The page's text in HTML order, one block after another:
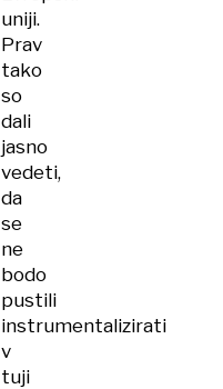
uniji.
Prav
tako
so
dali
jasno
vedeti,
da
se
ne
bodo
pustili
instrumentalizirati
v
tuji